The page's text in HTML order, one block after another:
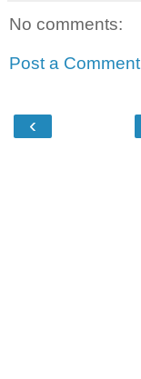
No comments:
Post a Comment
‹